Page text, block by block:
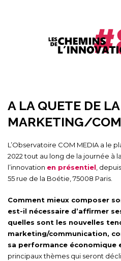
A LA QUETE DE
MARKETING/
L’Observatoire COM MEDIA a le
2022 tout au long de la journée à
l’innovation en présentiel,
55 rue de la Boétie, 75008 Paris.
Comment mieux composer
est-il nécessaire d’affirmer
quelles sont les nouvelles
marketing/communication,
sa performance économique
principaux thèmes qui seront